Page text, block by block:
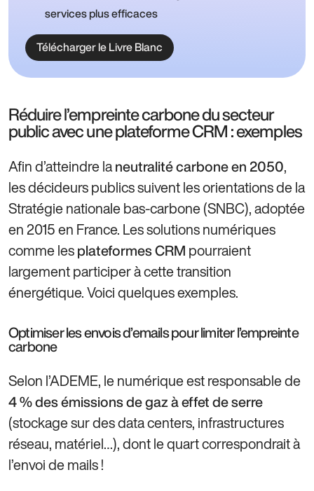
services plus efficaces
Télécharger le Livre Blanc
Réduire l’empreinte carbone du secteur
public avec une plateforme CRM : exemples
Afin d’atteindre laneutralité carbone en 2050,
les décideurs publics suivent les orientations de la
Stratégie nationale bas-carbone (SNBC), adoptée
en 2015 en France. Les solutions numériques
comme les plateformes CRM pourraient
largement participer à cette transition
énergétique. Voici quelques exemples.
Optimiser les envois d’emails pour limiter l’empreinte
carbone
Selon l’ADEME, le numérique est responsable de
4 % des émissions de gaz à effet de serre
(stockage sur des data centers, infrastructures
réseau, matériel…), dont le quart correspondrait à
l’envoi de mails !